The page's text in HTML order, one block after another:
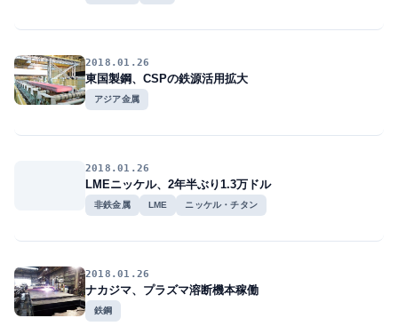
2018.01.26
東国製鋼、CSPの鉄源活用拡大
アジア金属
2018.01.26
LMEニッケル、2年半ぶり1.3万ドル
非鉄金属 LME ニッケル・チタン
2018.01.26
ナカジマ、プラズマ溶断機本稼働
鉄鋼